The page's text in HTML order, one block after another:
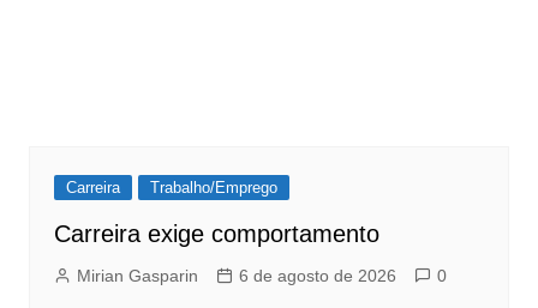
Carreira Trabalho/Emprego
Carreira exige comportamento
Mirian Gasparin 6 de agosto de 2026 0